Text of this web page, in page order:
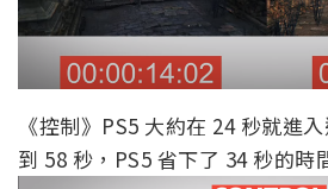
《控制》PS5 大約在 24 秒就進
到 58 秒，PS5 省下了 34 秒的時